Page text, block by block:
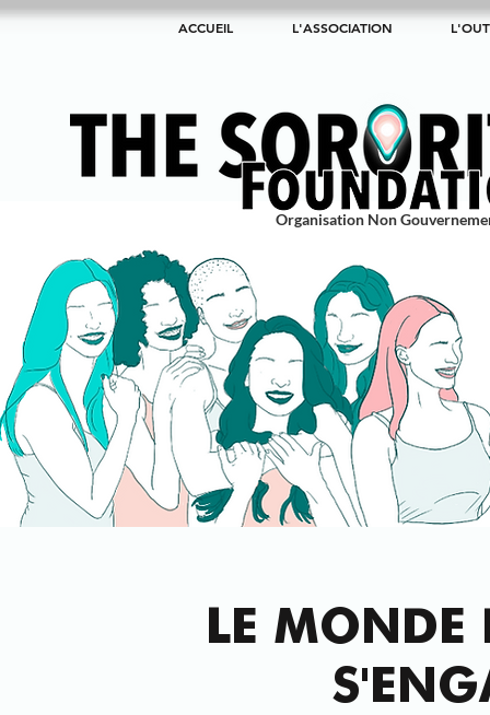
ACCUEIL L'ASSOCIATION
Organisation Non
LE MONDE